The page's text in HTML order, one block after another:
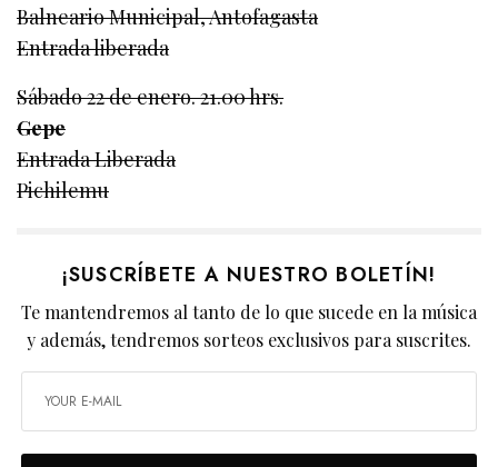
Balneario Municipal, Antofagasta
Entrada liberada
Sábado 22 de enero. 21.00 hrs.
Gepe
Entrada Liberada
Pichilemu
¡SUSCRÍBETE A NUESTRO BOLETÍN!
Te mantendremos al tanto de lo que sucede en la música
y además, tendremos sorteos exclusivos para suscrites.